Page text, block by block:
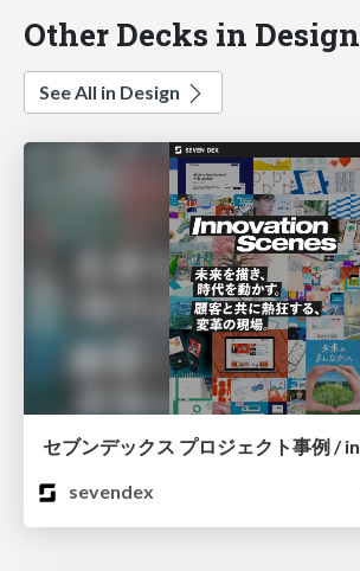
Other Decks in Design
See All in Design
sevendex